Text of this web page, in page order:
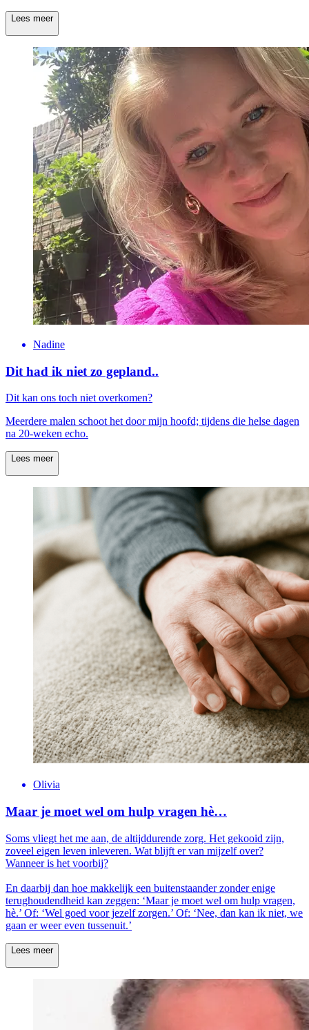
Lees meer
Nadine
Dit had ik niet zo gepland..
Dit kan ons toch niet overkomen?
Meerdere malen schoot het door mijn hoofd; tijdens die helse dagen
na 20-weken echo.
Lees meer
Olivia
Maar je moet wel om hulp vragen hè…
Soms vliegt het me aan, de altijddurende zorg. Het gekooid zijn,
zoveel eigen leven inleveren. Wat blijft er van mijzelf over?
Wanneer is het voorbij?
En daarbij dan hoe makkelijk een buitenstaander zonder enige
terughoudendheid kan zeggen: ‘Maar je moet wel om hulp vragen,
hè.’ Of: ‘Wel goed voor jezelf zorgen.’ Of: ‘Nee, dan kan ik niet, we
gaan er weer even tussenuit.’
Lees meer